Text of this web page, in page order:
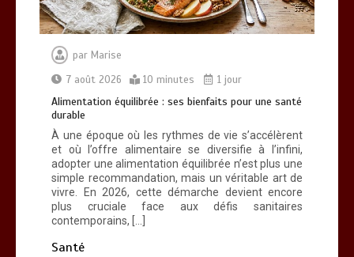
Brosse à dents : comment bien choisir
la vôtre
0 8 minutes
par Marise
7 août 2026
10 minutes 1 jour
Alimentation équilibrée : ses bienfaits pour une santé
durable
À une époque où les rythmes de vie s’accélèrent
et où l’offre alimentaire se diversifie à l’infini,
adopter une alimentation équilibrée n’est plus une
simple recommandation, mais un véritable art de
vivre. En 2026, cette démarche devient encore
plus cruciale face aux défis sanitaires
contemporains, […]
Santé